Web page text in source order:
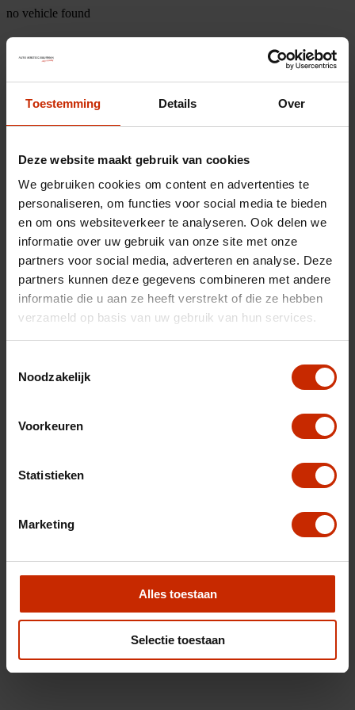
Toestemming Details Over
Deze website maakt gebruik van cookies
We gebruiken cookies om content en advertenties te
personaliseren, om functies voor social media te bieden
en om ons websiteverkeer te analyseren. Ook delen we
informatie over uw gebruik van onze site met onze
partners voor social media, adverteren en analyse. Deze
partners kunnen deze gegevens combineren met andere
informatie die u aan ze heeft verstrekt of die ze hebben
verzameld op basis van uw gebruik van hun services.
Noodzakelijk
Voorkeuren
Statistieken
Marketing
Alles toestaan
Selectie toestaan
no vehicle found